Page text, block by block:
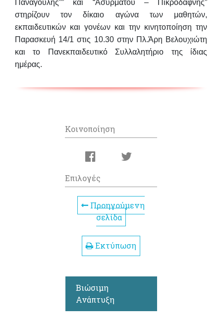
Παναγούλης”” και “Ασυρμάτου – Πικροδάφνης”
στηρίζουν τον δίκαιο αγώνα των μαθητών,
εκπαιδευτικών και γονέων και την κινητοποίηση την
Παρασκευή 14/1 στις 10.30 στην Πλ.Άρη Βελουχιώτη
και το Πανεκπαιδευτικό Συλλαλητήριο της ίδιας
ημέρας.
Κοινοποίηση
Επιλογές
Προηγούμενη
σελίδα
Εκτύπωση
Βιώσιμη
Ανάπτυξη